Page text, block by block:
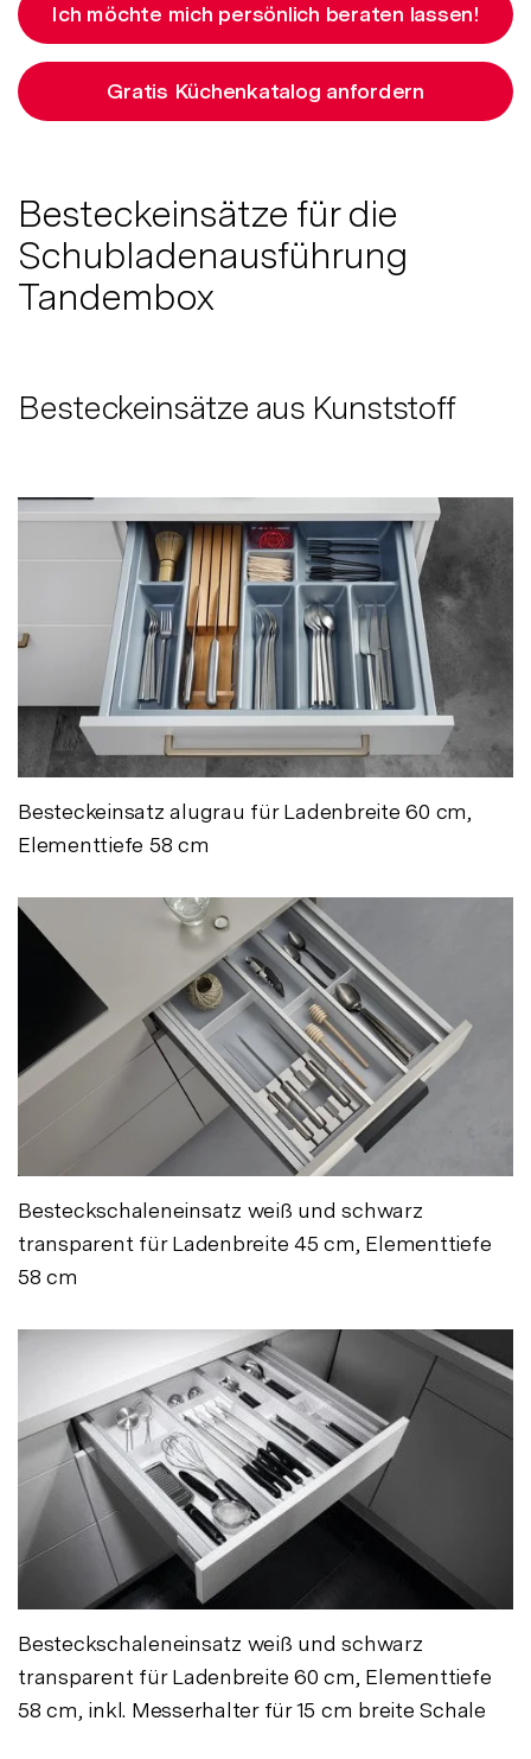
Ich möchte mich persönlich beraten lassen!
Gratis Küchenkatalog anfordern
Besteckeinsätze für die
Schubladenausführung
Tandembox
Besteckeinsätze aus Kunststoff
Besteckeinsatz alugrau für Ladenbreite 60 cm,
Elementtiefe 58 cm
Besteckschaleneinsatz weiß und schwarz
transparent für Ladenbreite 45 cm, Elementtiefe
58 cm
Besteckschaleneinsatz weiß und schwarz
transparent für Ladenbreite 60 cm, Elementtiefe
58 cm, inkl. Messerhalter für 15 cm breite Schale